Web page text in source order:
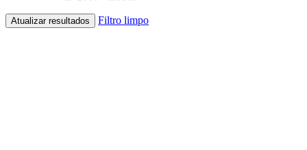
Atualizar resultados Filtro limpo